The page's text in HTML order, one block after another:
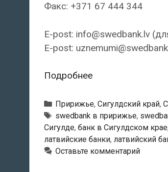
Факс: +371 67 444 344
E-post: info@swedbank.lv
E-post:
ПодробнееSwedbank
Сигулдский
филиал
Рубрики
Пририжье, Сигулдский край,
Тэги
swedbank в пририжье,
Сигулде, банк в Сигулдском крае
латвийские банки, латвийский
Оставьте комментарий